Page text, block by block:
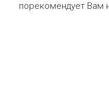
порекомендует Вам